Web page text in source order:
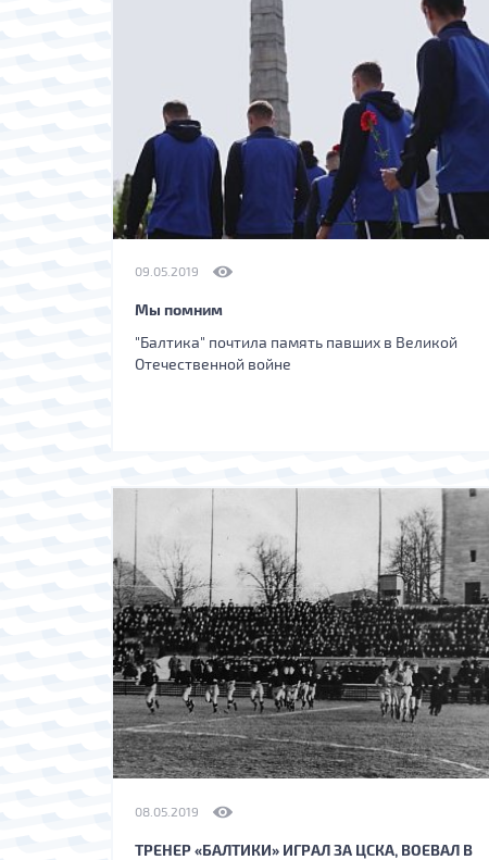
09.05.2019
Мы помним
"Балтика" почтила память павших в Великой
Отечественной войне
08.05.2019
ТРЕНЕР «БАЛТИКИ» ИГРАЛ ЗА ЦСКА, ВОЕВАЛ В